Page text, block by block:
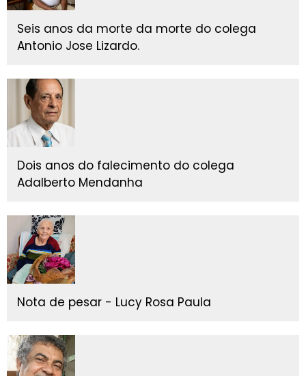
Seis anos da morte da morte do colega
Antonio Jose Lizardo.
Dois anos do falecimento do colega
Adalberto Mendanha
Nota de pesar - Lucy Rosa Paula